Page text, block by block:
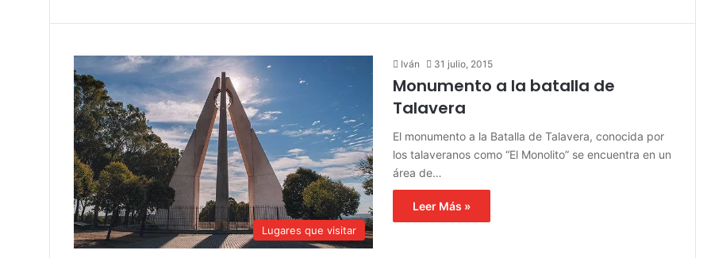
Lugares que visitar
Iván 31 julio, 2015
Monumento a la batalla de
Talavera
El monumento a la Batalla de Talavera, conocida por
los talaveranos como “El Monolito” se encuentra en un
área de…
Leer Más »